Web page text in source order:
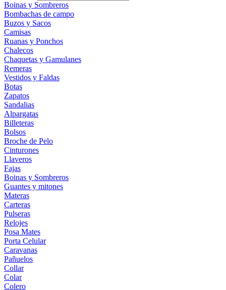
Boinas y Sombreros
Bombachas de campo
Buzos y Sacos
Camisas
Ruanas y Ponchos
Chalecos
Chaquetas y Gamulanes
Remeras
Vestidos y Faldas
Botas
Zapatos
Sandalias
Alpargatas
Billeteras
Bolsos
Broche de Pelo
Cinturones
Llaveros
Fajas
Boinas y Sombreros
Guantes y mitones
Materas
Carteras
Pulseras
Relojes
Posa Mates
Porta Celular
Caravanas
Pañuelos
Collar
Colar
Colero